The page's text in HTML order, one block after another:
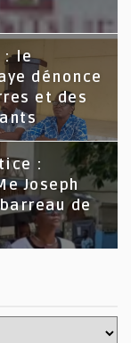
: le
dénonce
et des
:
Joseph
de